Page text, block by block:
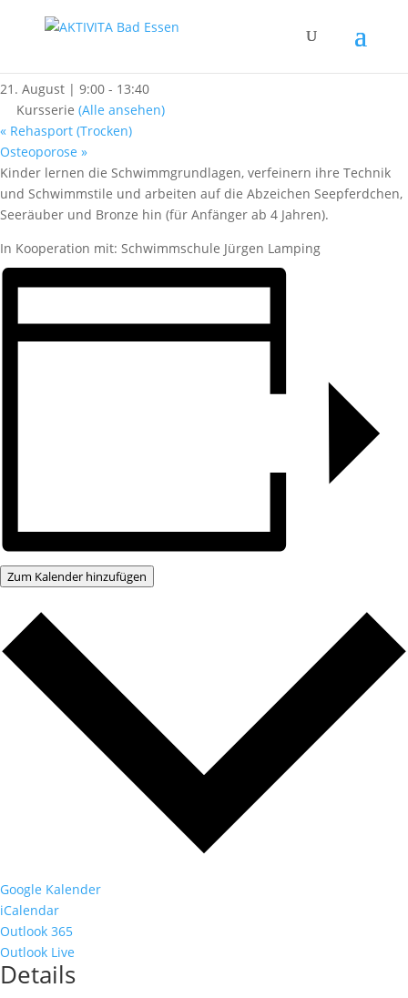
« Alle Kurse
21. August | 9:00 - 13:40
Kursserie (Alle ansehen)
« Rehasport (Trocken)
Osteoporose »
Kinder lernen die Schwimmgrundlagen, verfeinern ihre Technik
und Schwimmstile und arbeiten auf die Abzeichen Seepferdchen,
Seeräuber und Bronze hin (für Anfänger ab 4 Jahren).
In Kooperation mit: Schwimmschule Jürgen Lamping
Zum Kalender hinzufügen
Google Kalender
iCalendar
Outlook 365
Outlook Live
Details